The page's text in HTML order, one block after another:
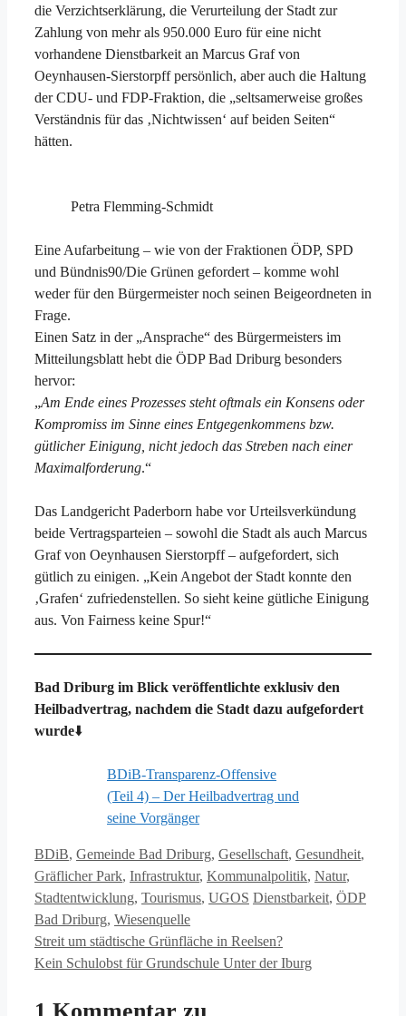
die Verzichtserklärung, die Verurteilung der Stadt zur
Zahlung von mehr als 950.000 Euro für eine nicht
vorhandene Dienstbarkeit an Marcus Graf von
Oeynhausen-Sierstorpff persönlich, aber auch die Haltung
der CDU- und FDP-Fraktion, die „seltsamerweise großes
Verständnis für das ‚Nichtwissen‘ auf beiden Seiten“
hätten.
Petra Flemming-Schmidt
Eine Aufarbeitung – wie von der Fraktionen ÖDP, SPD
und Bündnis90/Die Grünen gefordert – komme wohl
weder für den Bürgermeister noch seinen Beigeordneten in
Frage.
Einen Satz in der „Ansprache“ des Bürgermeisters im
Mitteilungsblatt hebt die ÖDP Bad Driburg besonders
hervor:
„Am Ende eines Prozesses steht oftmals ein Konsens oder
Kompromiss im Sinne eines Entgegenkommens bzw.
gütlicher Einigung, nicht jedoch das Streben nach einer
Maximalforderung.“
Das Landgericht Paderborn habe vor Urteilsverkündung
beide Vertragsparteien – sowohl die Stadt als auch Marcus
Graf von Oeynhausen Sierstorpff – aufgefordert, sich
gütlich zu einigen. „Kein Angebot der Stadt konnte den
‚Grafen‘ zufriedenstellen. So sieht keine gütliche Einigung
aus. Von Fairness keine Spur!“
Bad Driburg im Blick veröffentlichte exklusiv den
Heilbadvertrag, nachdem die Stadt dazu aufgefordert
wurde⬇️
BDiB-Transparenz-Offensive
(Teil 4) – Der Heilbadvertrag und
seine Vorgänger
Kategorien
BDiB, Gemeinde Bad Driburg, Gesellschaft, Gesundheit,
Gräflicher Park, Infrastruktur, Kommunalpolitik, Natur,
Stadtentwicklung, Tourismus, UGOS Schlagwörter
Dienstbarkeit, ÖDP
Bad Driburg, Wiesenquelle
Streit um städtische Grünfläche in Reelsen?
Kein Schulobst für Grundschule Unter der Iburg